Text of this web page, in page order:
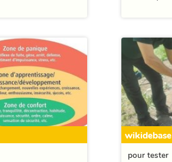
wikidebase
pour tester